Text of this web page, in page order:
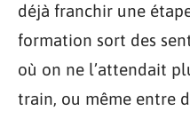
déjà franchir une
formation sort des
où on ne l’attendait
train, ou même entre